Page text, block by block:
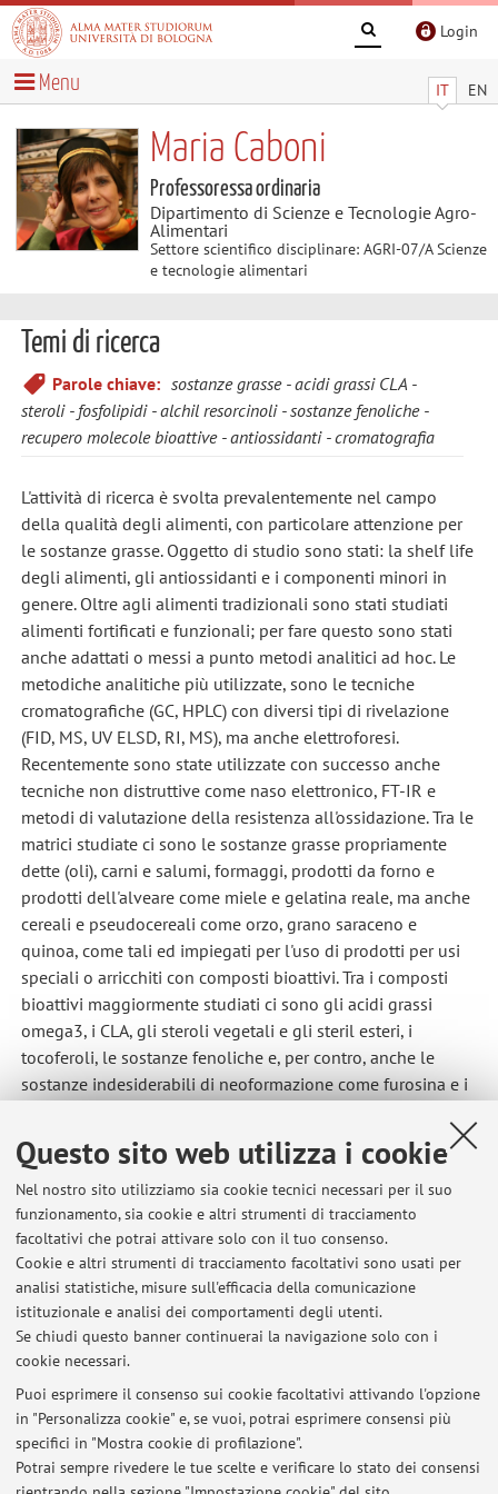
Questo sito web utilizza i cookie
Nel nostro sito utilizziamo sia cookie tecnici necessari per il suo
funzionamento, sia cookie e altri strumenti di tracciamento
facoltativi che potrai attivare solo con il tuo consenso.
Cookie e altri strumenti di tracciamento facoltativi sono usati per
analisi statistiche, misure sull'efficacia della comunicazione
istituzionale e analisi dei comportamenti degli utenti.
Se chiudi questo banner continuerai la navigazione solo con i
cookie necessari.
Puoi esprimere il consenso sui cookie facoltativi attivando l'opzione
in "Personalizza cookie" e, se vuoi, potrai esprimere consensi più
specifici in "Mostra cookie di profilazione".
Potrai sempre rivedere le tue scelte e verificare lo stato dei consensi
Login
IT EN
Menu
Maria Caboni
Professoressa ordinaria
Dipartimento di Scienze e Tecnologie Agro-
Alimentari
Settore scientifico disciplinare: AGRI-07/A Scienze
e tecnologie alimentari
Temi di ricerca
Parole chiave: sostanze grasse acidi grassi CLA
steroli
fosfolipidi alchil resorcinoli
sostanze fenoliche
recupero molecole bioattive
antiossidanti cromatografia
L'attività di ricerca è svolta prevalentemente nel campo
della qualità degli alimenti, con particolare attenzione per
le sostanze grasse. Oggetto di studio sono stati: la shelf life
degli alimenti, gli antiossidanti e i componenti minori in
genere. Oltre agli alimenti tradizionali sono stati studiati
alimenti fortificati e funzionali; per fare questo sono stati
anche adattati o messi a punto metodi analitici ad hoc. Le
metodiche analitiche più utilizzate, sono le tecniche
cromatografiche (GC, HPLC) con diversi tipi di rivelazione
(FID, MS, UV ELSD, RI, MS), ma anche elettroforesi.
Recentemente sono state utilizzate con successo anche
tecniche non distruttive come naso elettronico, FT-IR e
metodi di valutazione della resistenza all'ossidazione. Tra le
matrici studiate ci sono le sostanze grasse propriamente
dette (oli), carni e salumi, formaggi, prodotti da forno e
prodotti dell'alveare come miele e gelatina reale, ma anche
cereali e pseudocereali come orzo, grano saraceno e
quinoa, come tali ed impiegati per l'uso di prodotti per usi
speciali o arricchiti con composti bioattivi. Tra i composti
bioattivi maggiormente studiati ci sono gli acidi grassi
omega3, i CLA, gli steroli vegetali e gli steril esteri, i
tocoferoli, le sostanze fenoliche e, per contro, anche le
sostanze indesiderabili di neoformazione come furosina e i
Ultimi avvisi
PRINCIPI DI TECNOLOGIE ALIMENTARI -13 LUGLIO 2026
Pubblicato il: 16 luglio 2026
TA1 10 luglio 26
Pubblicato il: 13 luglio 2026
TA1 8 giu 26